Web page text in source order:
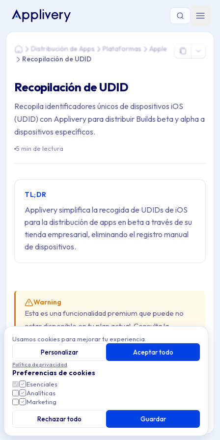
Estás aquí: Home > Distribución de Apps > Plataformas >
HomeDistribución de Apps Plataformas
Apple
Recopilación de UDID
Recopilación de UDID
Recopila identificadores únicos de dispositivos iOS
(UDID) con Applivery para distribuir Builds beta y alpha a
dispositivos específicos.
5 min de lectura
TL;DR
Applivery simplifica la recogida de UDIDs de iOS
para la distribución de apps en beta a través de su
tienda empresarial, eliminando el registro manual
de dispositivos.
Warning
Esta es una funcionalidad premium que puede no
estar disponible en tu plan actual. Consulta la
disponibilidad en nuestrapágina de precios
UDID son las siglas deUnique Device Identifier
(Identificador Único de Dispositivo). Es un valor de 40
caracteres alfanuméricos y es usado por Apple para el
registro de dispositivos. Los UDIDs son necesarios si
quieres instalar versiones alpha o beta de apps iOS antes
Usamos cookies para mejorar tu experiencia.
Personalizar
Aceptar todo
Política de privacidad
Preferencias de cookies
Esenciales
Analíticas
Marketing
Rechazar todo Guardar